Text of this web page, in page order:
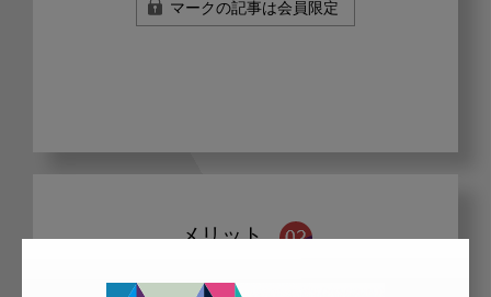
マークの記事は会員限定
メリット